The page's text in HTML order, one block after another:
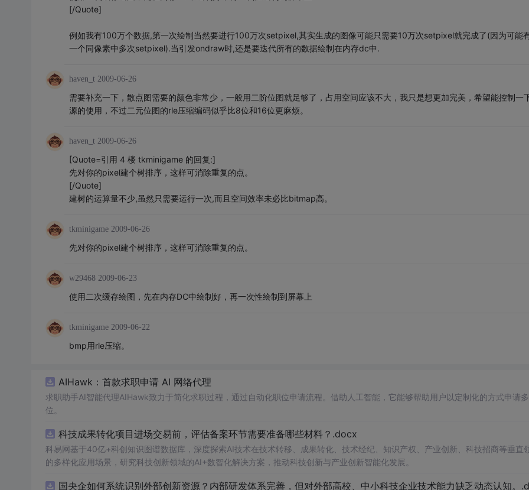
[/Quote]
例如我有100万个数据,第一次绘制当然要进行100万次setpixel,其实生成的图像可能只需要10万次setpixel就完成了(因为可能
一个同像素中多次setpixel).当引发ondraw时,还是要迭代所有的数据绘制在内存dc中.
haven_t 2009-06-26
需要补充一下，散点图需要的颜色非常少，一般用二阶位图就足够了，占用空间应该不大，我只是想更加完美，希望能控制一
源的使用，不过二元位图的rle压缩编码似乎比8位和16位更麻烦。
haven_t 2009-06-26
[Quote=引用 4 楼 tkminigame 的回复:]
先对你的pixel建个树排序，这样可消除重复的点。
[/Quote]
建树的运算量不少,虽然只需要运行一次,而且空间效率未必比bitmap高。
tkminigame 2009-06-26
先对你的pixel建个树排序，这样可消除重复的点。
w29468 2009-06-23
使用二次缓存绘图，先在内存DC中绘制好，再一次性绘制到屏幕上
tkminigame 2009-06-22
bmp用rle压缩。
AIHawk：首款求职申请 AI 网络代理
求职助手AI智能代理AIHawk致力于简化求职过程，通过自动化职位申请流程。借助人工智能，它能够帮助用户以定制化的方式申请
位。
科技成果转化项目进场交易前，评估备案环节需要准备哪些材料？.docx
科易网基于40亿+科创知识图谱数据库，深度探索AI技术在技术转移、成果转化、技术经纪、知识产权、产业创新、科技招商等垂直
的多样化应用场景，研究科技创新领域的AI+数智化解决方案，推动科技创新与产业创新智能化发展。
国央企如何系统识别外部创新资源？内部研发体系完善，但对外部高校、中小科技企业技术能力缺乏动态认知。